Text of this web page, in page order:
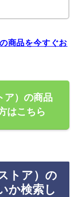
商品を今すぐお
ア）の商品
はこちら
トア）の
か検索し